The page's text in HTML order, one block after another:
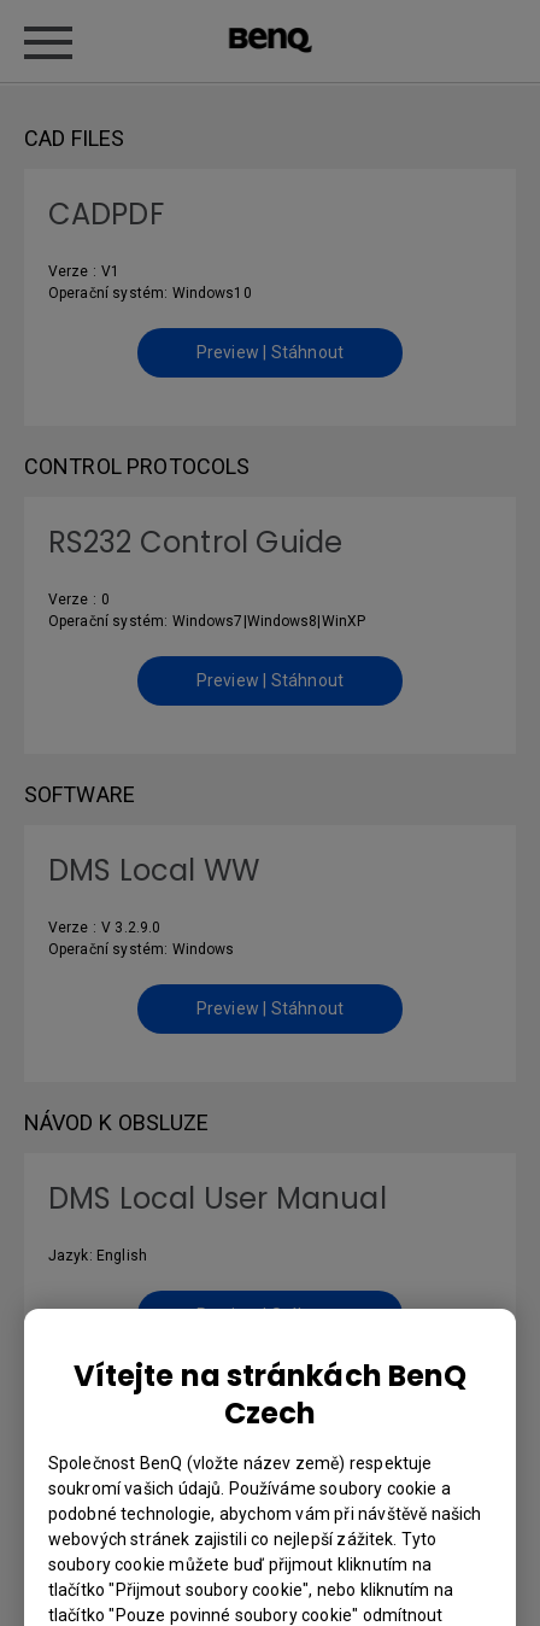
Vítejte na stránkách BenQ
Czech
Společnost BenQ (vložte název země) respektuje
soukromí vašich údajů. Používáme soubory cookie a
podobné technologie, abychom vám při návštěvě našich
webových stránek zajistili co nejlepší zážitek. Tyto
soubory cookie můžete buď přijmout kliknutím na
tlačítko "Přijmout soubory cookie", nebo kliknutím na
tlačítko "Pouze povinné soubory cookie" odmítnout
CAD FILES
CADPDF
Verze : V1
Operační systém: Windows10
Preview | Stáhnout
CONTROL PROTOCOLS
RS232 Control Guide
Verze : 0
Operační systém: Windows7|Windows8|WinXP
Preview | Stáhnout
SOFTWARE
DMS Local WW
Verze : V 3.2.9.0
Operační systém: Windows
Preview | Stáhnout
NÁVOD K OBSLUZE
DMS Local User Manual
Jazyk: English
Preview | Stáhnout
Quick Start Guide
Jazyk: English
Preview | Stáhnout